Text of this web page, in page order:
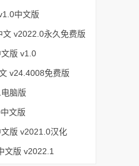
/
中文版
/ v2022.0永久免费版
/ 版 v1.0
/ v24.4008免费版
/ 脑版
/文版
/版 v2021.0汉化
/
文版 v2022.1